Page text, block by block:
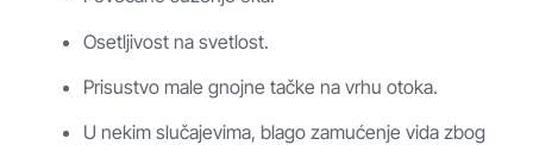
Osetljivost na svetlost.
Prisustvo male gnojne tačke na vrhu otoka.
U nekim slučajevima, blago zamućenje vida zbog